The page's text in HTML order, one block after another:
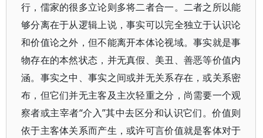
行，儒家的很多立论则多将二者合一。二者之所以能
够分离在于从逻辑上说，事实可以完全独立于认识论
和价值论之外，但不能离开本体论视域。事实就是事
物存在的本然状态，并无真假、美丑、善恶等价值内
涵。事实之中、事实之间或并无关系存在，或关系密
布，但它们并无主客及主次轻重之分，尚需要一个观
察者或主宰者“介入”其中去区分和认识它们。价值则
依于主客体关系而产生，或许可言价值就是客体对于